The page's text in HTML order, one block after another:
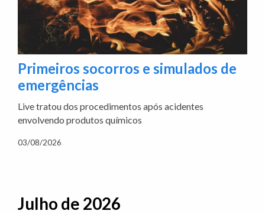
Primeiros socorros e simulados de
emergências
Live tratou dos procedimentos após acidentes
envolvendo produtos químicos
03/08/2026
Julho de 2026